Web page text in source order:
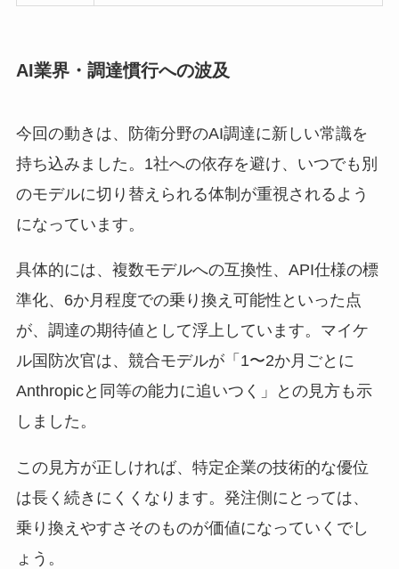
AI業界・調達慣行への波及
今回の動きは、防衛分野のAI調達に新しい常識を
持ち込みました。1社への依存を避け、いつでも別
のモデルに切り替えられる体制が重視されるよう
になっています。
具体的には、複数モデルへの互換性、API仕様の標
準化、6か月程度での乗り換え可能性といった点
が、調達の期待値として浮上しています。マイケ
ル国防次官は、競合モデルが「1〜2か月ごとに
Anthropicと同等の能力に追いつく」との見方も示
しました。
この見方が正しければ、特定企業の技術的な優位
は長く続きにくくなります。発注側にとっては、
乗り換えやすさそのものが価値になっていくでし
ょう。